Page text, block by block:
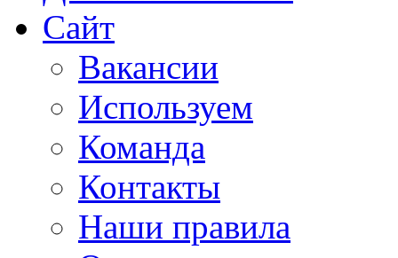
Сайт
Вакансии
Используем
Команда
Контакты
Наши правила